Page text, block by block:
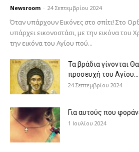
Newsroom - 24 Σεπτεμβρίου 2024
Όταν υπάρχουν Εικόνες στο σπίτι! Στο
υπάρχει εικονοστάσι, με την εικόνα του
την εικόνα του Αγίου πού...
Τα βράδια γίνονται
προσευχή του Αγίου...
24 Σεπτεμβρίου 2024
Για αυτούς που
1 Ιουλίου 2024